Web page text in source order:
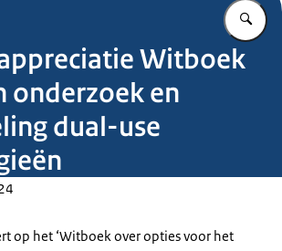
Witboek
onderzoek en
dual-use
op het ‘Witboek over opties voor het